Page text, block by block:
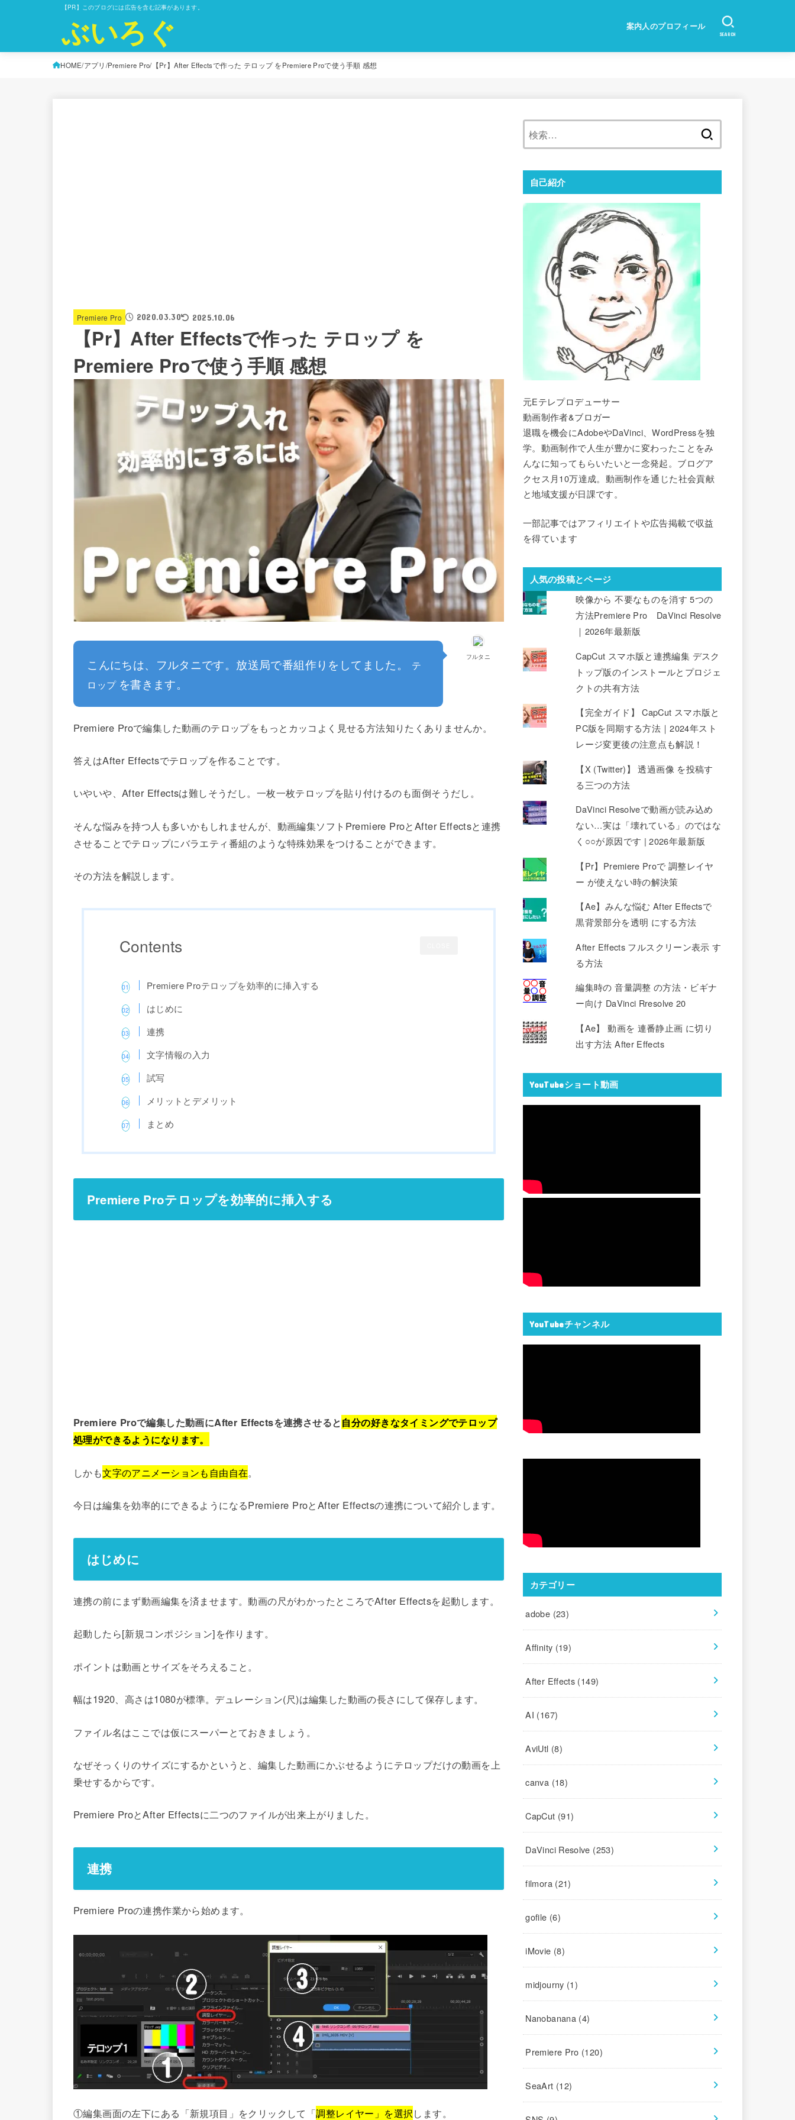
【PR】このブログには広告を含む記事があります。
ぶいろぐ 案内人のプロフィール
SEARCH
HOME アプリ Premiere Pro 【Pr】After Effectsで作った テロップ をPremiere Proで使う手順 感想
Premiere Pro 2020.03.30 2025.10.06
【Pr】After Effectsで作った テロップ を
Premiere Proで使う手順 感想
フルタニ
こんにちは、フルタニです。放送局で番組作りをしてました。
テ
ロップ を書きます。
Premiere Proで編集した動画のテロップをもっとカッコよく見せる方法知りたくありませんか。
答えはAfter Effectsでテロップを作ることです。
いやいや、After Effectsは難しそうだし。一枚一枚テロップを貼り付けるのも面倒そうだし。
そんな悩みを持つ人も多いかもしれませんが、動画編集ソフトPremiere ProとAfter Effectsと連携
させることでテロップにバラエティ番組のような特殊効果をつけることができます。
その方法を解説します。
Contents
Premiere Proテロップを効率的に挿入する
はじめに
連携
文字情報の入力
試写
メリットとデメリット
まとめ
Premiere Proテロップを効率的に挿入する
Premiere Proで編集した動画にAfter Effectsを連携させると自分の好きなタイミングでテロップ
処理ができるようになります。
しかも文字のアニメーションも自由自在。
今日は編集を効率的にできるようになるPremiere ProとAfter Effectsの連携について紹介します。
はじめに
連携の前にまず動画編集を済ませます。動画の尺がわかったところでAfter Effectsを起動します。
起動したら[新規コンポジション]を作ります。
ポイントは動画とサイズをそろえること。
幅は1920、高さは1080が標準。デュレーション(尺)は編集した動画の長さにして保存します。
ファイル名はここでは仮にスーパーとておきましょう。
なぜそっくりのサイズにするかというと、編集した動画にかぶせるようにテロップだけの動画を上
乗せするからです。
Premiere ProとAfter Effectsに二つのファイルが出来上がりました。
連携
Premiere Proの連携作業から始めます。
①編集画面の左下にある「新規項目」をクリックして「調整レイヤー」を選択します。
自己紹介
元Eテレプロデューサー
動画制作者&ブロガー
退職を機会にAdobeやDaVinci、WordPressを独
学。動画制作で人生が豊かに変わったことをみ
んなに知ってもらいたいと一念発起。ブログア
クセス月10万達成。動画制作を通じた社会貢献
と地域支援が日課です。
一部記事ではアフィリエイトや広告掲載で収益
を得ています
人気の投稿とページ
映像から 不要なものを消す 5つの
方法Premiere Pro DaVinci Resolve
｜2026年最新版
CapCut スマホ版と連携編集 デスク
トップ版のインストールとプロジェ
クトの共有方法
【完全ガイド】 CapCut スマホ版と
PC版を同期する方法｜2024年スト
レージ変更後の注意点も解説！
【X (Twitter)】 透過画像 を投稿す
る三つの方法
DaVinci Resolveで動画が読み込め
ない…実は「壊れている」のではな
く○○が原因です | 2026年最新版
【Pr】Premiere Proで 調整レイヤ
ー が使えない時の解決策
【Ae】みんな悩む After Effectsで
黒背景部分を透明 にする方法
After Effects フルスクリーン表示 す
る方法
編集時の 音量調整 の方法・ビギナ
ー向け DaVinci Rresolve 20
【Ae】 動画を 連番静止画 に切り
出す方法 After Effects
YouTubeショート動画
YouTubeチャンネル
カテゴリー
adobe (23)
Affinity (19)
After Effects (149)
AI (167)
AviUtl (8)
canva (18)
CapCut (91)
DaVinci Resolve (253)
filmora (21)
gofile (6)
iMovie (8)
midjourny (1)
Nanobanana (4)
Premiere Pro (120)
SeaArt (12)